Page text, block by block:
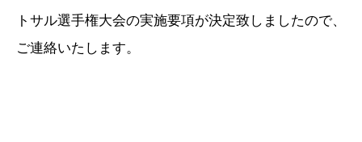
トサル選手権大会の実施要項が決定致しましたので、
ご連絡いたします。